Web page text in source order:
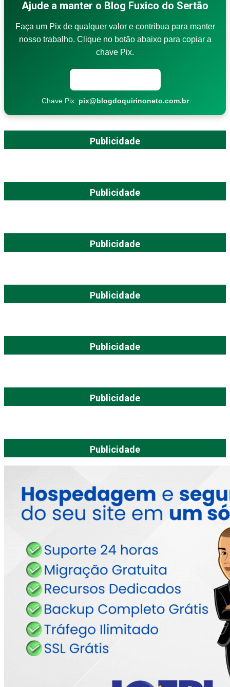
Ajude a manter o Blog Fuxico do Sertão
Faça um Pix de qualquer valor e contribua para manter
nosso trabalho. Clique no botão abaixo para copiar a
chave Pix.
Chave Pix: pix@blogdoquirinoneto.com.br
Publicidade
Publicidade
Publicidade
Publicidade
Publicidade
Publicidade
Publicidade